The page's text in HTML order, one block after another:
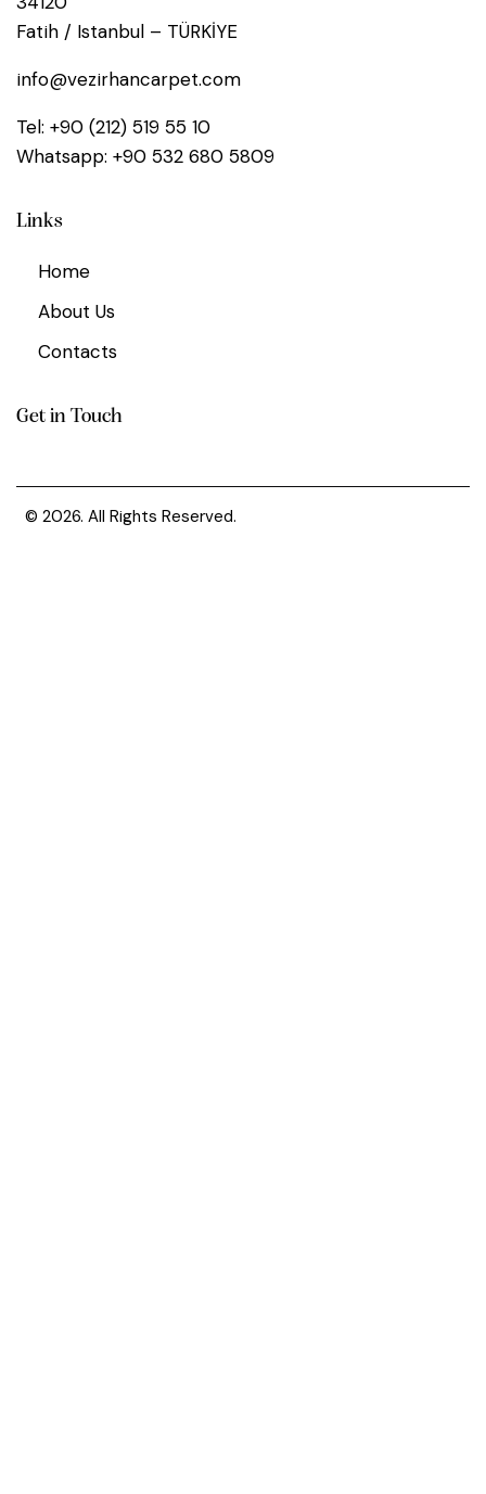
Fatih / Istanbul – TÜRKİYE
info@vezirhancarpet.com
Tel: +90 (212) 519 55 10
Whatsapp: +90 532 680 5809
Links
Home
About Us
Contacts
Get in Touch
© 2026. All Rights Reserved.